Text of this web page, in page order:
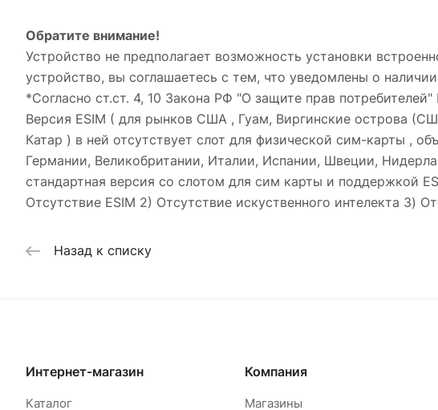
Обратите внимание!
Устройство не предполагает возможность установки
устройство, вы соглашаетесь с тем, что уведомлены о наличии
*Согласно ст.ст. 4, 10 Закона РФ "О защите прав
Версия ESIM ( для рынков США , Гуам, Виргинские острова
Катар ) в ней отсутствует слот для физической сим-карты ,
Германии, Великобритании, Италии, Испании, Швеции,
стандартная версия со слотом для сим карты и поддержкой
Отсутствие ESIM 2) Отсутствие искуственного интелекта 3)
Назад к списку
Интернет-магазин
Каталог
Компания
Магазины